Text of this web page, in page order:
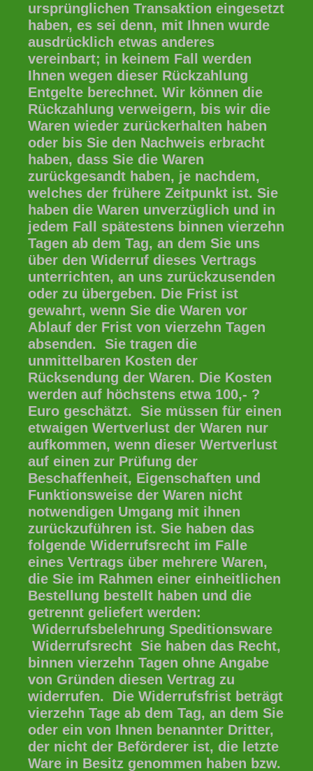
ursprünglichen Transaktion eingesetzt
haben, es sei denn, mit Ihnen wurde
ausdrücklich etwas anderes
vereinbart; in keinem Fall werden
Ihnen wegen dieser Rückzahlung
Entgelte berechnet. Wir können die
Rückzahlung verweigern, bis wir die
Waren wieder zurückerhalten haben
oder bis Sie den Nachweis erbracht
haben, dass Sie die Waren
zurückgesandt haben, je nachdem,
welches der frühere Zeitpunkt ist. Sie
haben die Waren unverzüglich und in
jedem Fall spätestens binnen vierzehn
Tagen ab dem Tag, an dem Sie uns
über den Widerruf dieses Vertrags
unterrichten, an uns zurückzusenden
oder zu übergeben. Die Frist ist
gewahrt, wenn Sie die Waren vor
Ablauf der Frist von vierzehn Tagen
absenden. Sie tragen die
unmittelbaren Kosten der
Rücksendung der Waren. Die Kosten
werden auf höchstens etwa 100,- ?
Euro geschätzt. Sie müssen für einen
etwaigen Wertverlust der Waren nur
aufkommen, wenn dieser Wertverlust
auf einen zur Prüfung der
Beschaffenheit, Eigenschaften und
Funktionsweise der Waren nicht
notwendigen Umgang mit ihnen
zurückzuführen ist. Sie haben das
folgende Widerrufsrecht im Falle
eines Vertrags über mehrere Waren,
die Sie im Rahmen einer einheitlichen
Bestellung bestellt haben und die
getrennt geliefert werden:
Widerrufsbelehrung Speditionsware
Widerrufsrecht Sie haben das Recht,
binnen vierzehn Tagen ohne Angabe
von Gründen diesen Vertrag zu
widerrufen. Die Widerrufsfrist beträgt
vierzehn Tage ab dem Tag, an dem Sie
oder ein von Ihnen benannter Dritter,
der nicht der Beförderer ist, die letzte
Ware in Besitz genommen haben bzw.